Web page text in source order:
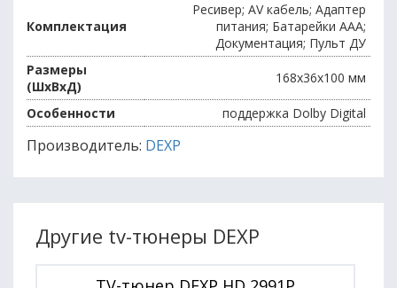
Комплектация
Ресивер; AV кабель; Адаптер
питания; Батарейки AAA;
Документация; Пульт ДУ
Размеры
(ШxВxД)
168x36х100 мм
Особенности поддержка Dolby Digital
Производитель: DEXP
Другие tv-тюнеры DEXP